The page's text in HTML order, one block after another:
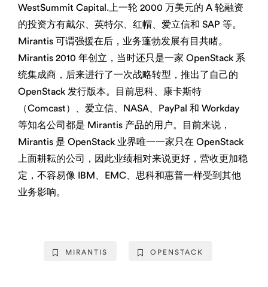
WestSummit Capital.上一轮 2000 万美元的 A 轮融资
的投资方有戴尔、英特尔、红帽、爱立信和 SAP 等。
Mirantis 可谓强援在后，业务蓬勃发展有目共睹。
Mirantis 2010 年创立，当时还只是一家 OpenStack 系
统集成商，后来进行了一次战略转型，推出了自己的
OpenStack 发行版本。目前思科、康卡斯特
（Comcast）、爱立信、NASA、PayPal 和 Workday
等知名公司都是 Mirantis 产品的用户。目前来说，
Mirantis 是 OpenStack 业界唯一一家只在 OpenStack
上面耕耘的公司，因此业绩相对来说更好，营收更加稳
定，不容易像 IBM、EMC、思科和惠普一样受到其他
业务影响。
MIRANTIS OPENSTACK